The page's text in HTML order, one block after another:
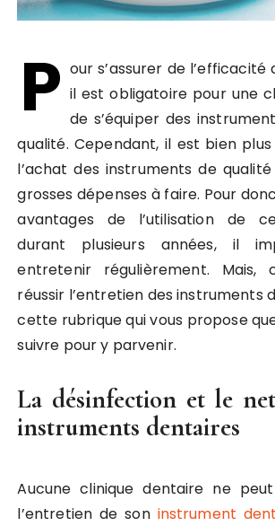
P our s’assurer de l’efficacité
il est obligatoire pour une
de s’équiper des
qualité. Cependant, il est bien plus
l’achat des instruments de
grosses dépenses à faire. Pour
avantages de l’utilisation de
durant plusieurs années, il
entretenir régulièrement. Mais,
réussir l’entretien des instruments
cette rubrique qui vous propose
suivre pour y parvenir.
La désinfection et le
instruments dentaires
Aucune clinique dentaire ne
l’entretien de son instrument